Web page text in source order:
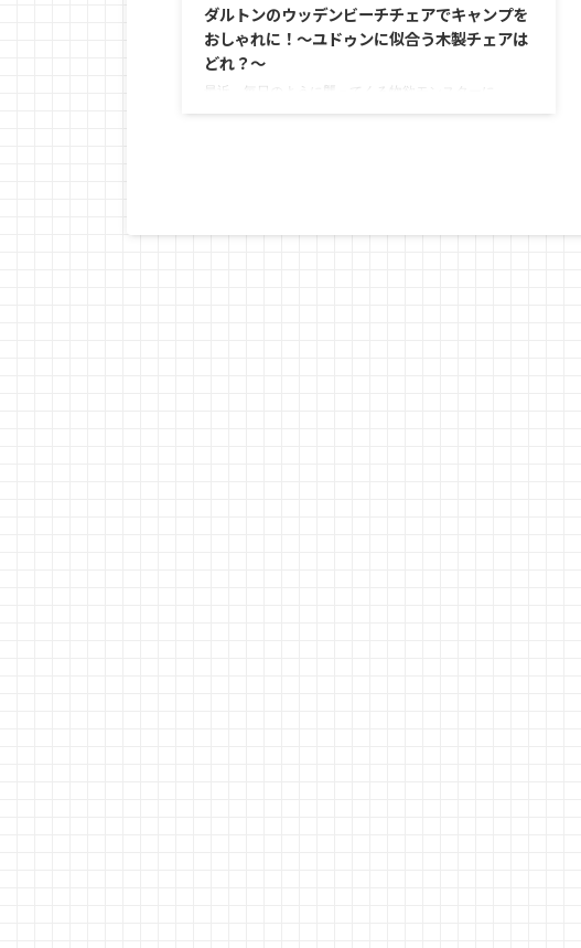
ダルトンのウッデンビーチチェアでキャンプを
おしゃれに！～ユドゥンに似合う木製チェアは
どれ？～
最近、毎日のように襲ってくる物欲モンスターに、